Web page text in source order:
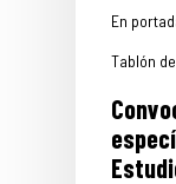
En
Tablón